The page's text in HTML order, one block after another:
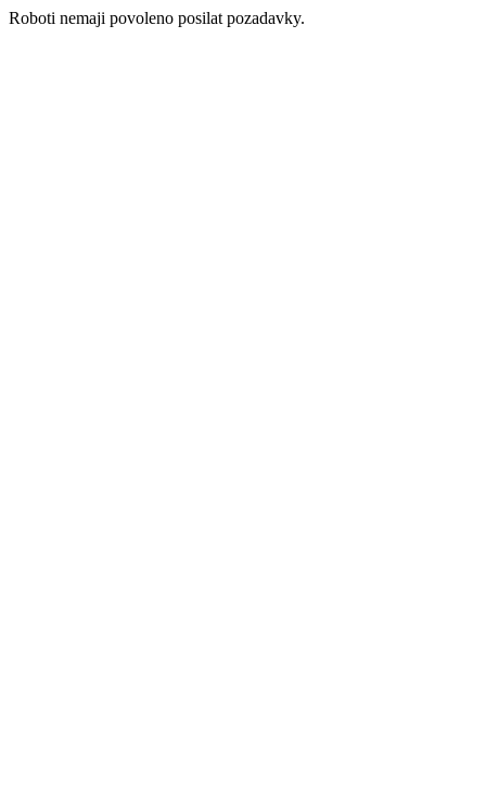
Roboti nemaji povoleno posilat pozadavky.